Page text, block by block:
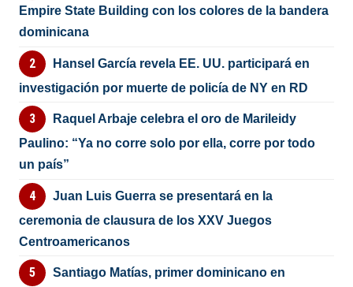
Empire State Building con los colores de la bandera
dominicana
Hansel García revela EE. UU. participará en
investigación por muerte de policía de NY en RD
Raquel Arbaje celebra el oro de Marileidy
Paulino: “Ya no corre solo por ella, corre por todo
un país”
Juan Luis Guerra se presentará en la
ceremonia de clausura de los XXV Juegos
Centroamericanos
Santiago Matías, primer dominicano en